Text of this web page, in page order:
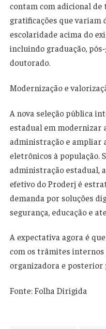
contam com adicional
gratificações que variam
escolaridade acima do
incluindo graduação,
doutorado.
Modernização e
A nova seleção pública
estadual em
administração e ampliar
eletrônicos à população.
administração estadual,
efetivo do Proderj é
demanda por soluções
segurança, educação e
A expectativa agora é
com os trâmites internos
organizadora e posterior
Fonte: Folha Dirigida